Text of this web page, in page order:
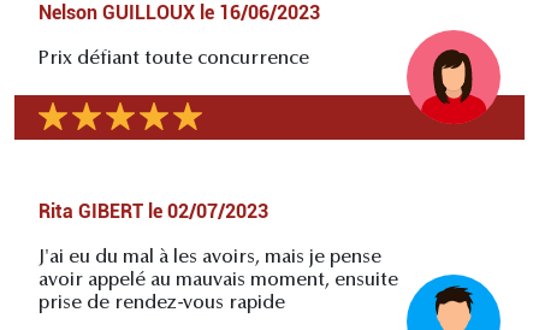
Nelson GUILLOUX le 16/06/2023
Prix défiant toute concurrence
Rita GIBERT le 02/07/2023
J'ai eu du mal à les avoirs, mais je pense
avoir appelé au mauvais moment, ensuite
prise de rendez-vous rapide